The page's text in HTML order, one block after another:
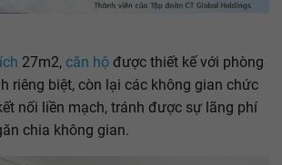
27m2, căn hộ được thiết kế với phòng
riêng biệt, còn lại các không gian chức
nối liền mạch, tránh được sự lãng phí
chia không gian.